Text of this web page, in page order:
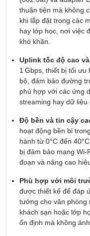
thuận tiện mà không
khi lắp đặt trong các
hay lớp học, nơi việc
khó khăn.
Uplink tốc độ cao
1 Gbps, thiết bị tối ưu
bộ, đảm bảo đường
phù hợp với các ứng
streaming hay dữ liệu
Độ bền và tin cậy
hoạt động bền bỉ
hành từ 0°C đến
bị đảm bảo mạng
đoạn và nâng cao
Phù hợp với môi
được thiết kế để đáp
tưởng cho văn phòng
khách sạn hoặc lớp
ổn định mà không